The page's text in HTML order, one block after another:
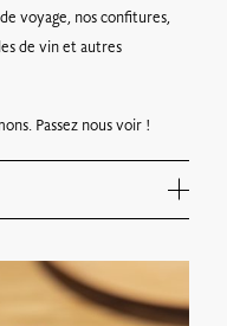
voyage, nos confitures,
de vin et autres
Passez nous voir !
de 15h à 18h